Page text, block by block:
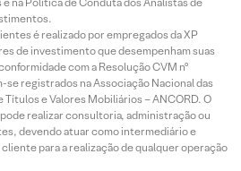
é realizado por empregados da XP
de investimento que desempenham suas
com a Resolução CVM nº
registrados na Associação Nacional das
e Valores Mobiliários – ANCORD. O
realizar consultoria, administração ou
devendo atuar como intermediário e
para a realização de qualquer operação